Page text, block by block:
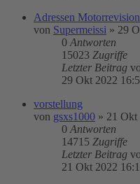
Adressen
von Supermeissi » 29
0 Antworten
15023 Zugriffe
Letzter Beitrag
29 Okt 2022
vorstellung
von gsxs1000 » 21 Okt
0 Antworten
14715 Zugriffe
Letzter Beitrag
21 Okt 2022